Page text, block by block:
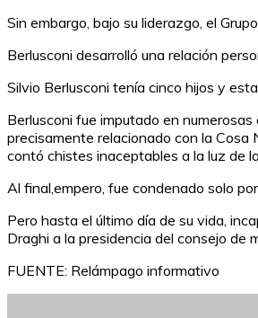
Sin embargo, bajo su liderazgo, el
Berlusconi desarrolló una relación
Silvio Berlusconi tenía cinco hijos y
Berlusconi fue imputado en
precisamente relacionado con la Cosa
contó chistes inaceptables a la luz de
Al final,empero, fue condenado solo
Pero hasta el último día de su vida,
Draghi a la presidencia del consejo de
FUENTE: Relámpago informativo